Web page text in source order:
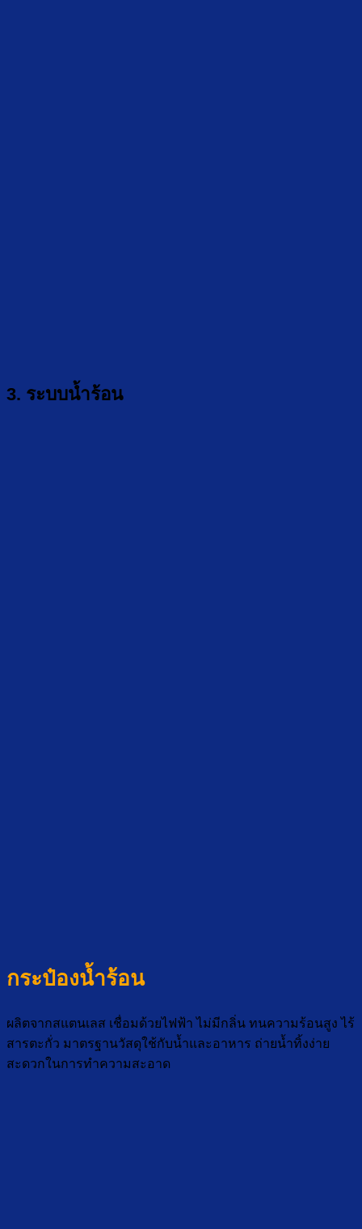
3. ระบบน้ำร้อน
กระป๋องน้ำร้อน
ผลิตจากสแตนเลส เชื่อมด้วยไฟฟ้า ไม่มีกลิ่น ทนความร้อนสูง ไร้
สารตะกั่ว มาตรฐานวัสดุใช้กับน้ำและอาหาร ถ่ายน้ำทิ้งง่าย
สะดวกในการทำความสะอาด